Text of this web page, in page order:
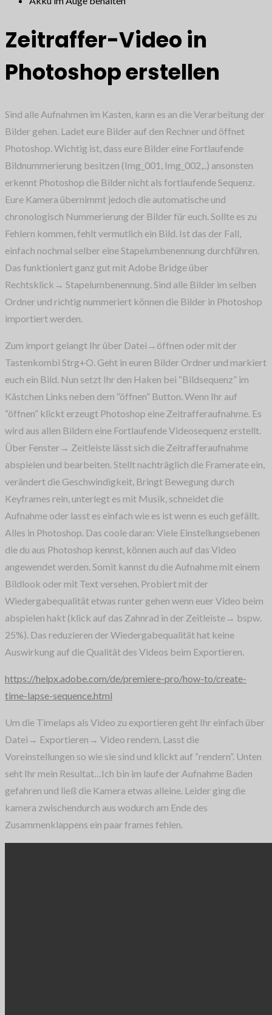
Zeitraffer-Video in
Photoshop erstellen
Sind alle Aufnahmen im Kasten, kann es an die Verarbeitung der
Bilder gehen. Ladet eure Bilder auf den Rechner und öffnet
Photoshop. Wichtig ist, dass eure Bilder eine Fortlaufende
Bildnummerierung besitzen (Img_001, Img_002,..) ansonsten
erkennt Photoshop die Bilder nicht als fortlaufende Sequenz.
Eure Kamera übernimmt jedoch die automatische und
chronologisch Nummerierung der Bilder für euch. Sollte es zu
Fehlern kommen, fehlt vermutlich ein Bild. Ist das der Fall,
einfach nochmal selber eine Stapelumbenennung durchführen.
Das funktioniert ganz gut mit Adobe Bridge über
Rechtsklick→ Stapelumbenennung. Sind alle Bilder im selben
Ordner und richtig nummeriert können die Bilder in Photoshop
importiert werden.
Zum import gelangt Ihr über Datei→öffnen oder mit der
Tastenkombi Strg+O. Geht in euren Bilder Ordner und markiert
euch ein Bild. Nun setzt Ihr den Haken bei “Bildsequenz” im
Kästchen Links neben dem “öffnen” Button. Wenn Ihr auf
“öffnen” klickt erzeugt Photoshop eine Zeitrafferaufnahme. Es
wird aus allen Bildern eine Fortlaufende Videosequenz erstellt.
Über Fenster→ Zeitleiste lässt sich die Zeitrafferaufnahme
abspielen und bearbeiten. Stellt nachträglich die Framerate ein,
verändert die Geschwindigkeit, Bringt Bewegung durch
Keyframes rein, unterlegt es mit Musik, schneidet die
Aufnahme oder lasst es einfach wie es ist wenn es euch gefällt.
Alles in Photoshop. Das coole daran: Viele Einstellungsebenen
die du aus Photoshop kennst, können auch auf das Video
angewendet werden. Somit kannst du die Aufnahme mit einem
Bildlook oder mit Text versehen. Probiert mit der
Wiedergabequalität etwas runter gehen wenn euer Video beim
abspielen hakt (klick auf das Zahnrad in der Zeitleiste→ bspw.
25%). Das reduzieren der Wiedergabequalität hat keine
Auswirkung auf die Qualität des Videos beim Exportieren.
https://helpx.adobe.com/de/premiere-pro/how-to/create-
time-lapse-sequence.html
Um die Timelaps als Video zu exportieren geht Ihr einfach über
Datei→ Exportieren→ Video rendern. Lasst die
Voreinstellungen so wie sie sind und klickt auf “rendern”. Unten
seht Ihr mein Resultat…Ich bin im laufe der Aufnahme Baden
gefahren und ließ die Kamera etwas alleine. Leider ging die
kamera zwischendurch aus wodurch am Ende des
Zusammenklappens ein paar frames fehlen.